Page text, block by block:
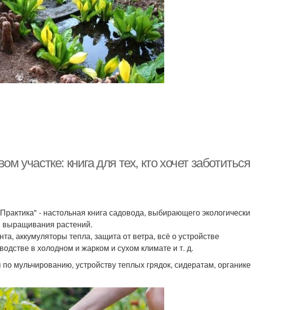
участке: книга для тех, кто хочет заботиться
- настольная книга садовода, выбирающего экологически
растений.
аккумуляторы тепла, защита от ветра, всё о устройстве
в холодном и жарком и сухом климате и т. д.
мульчированию, устройству теплых грядок, сидератам, органике